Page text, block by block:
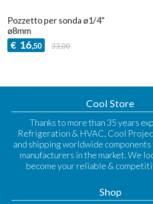
Pozzetto per sonda ø1/4"
ø8mm
€ 16,50 33,00
Cool Store
Thanks to more than 35 years
Refrigeration & HVAC, Cool
and shipping worldwide
manufacturers in the market. We
become your reliable &
Shop